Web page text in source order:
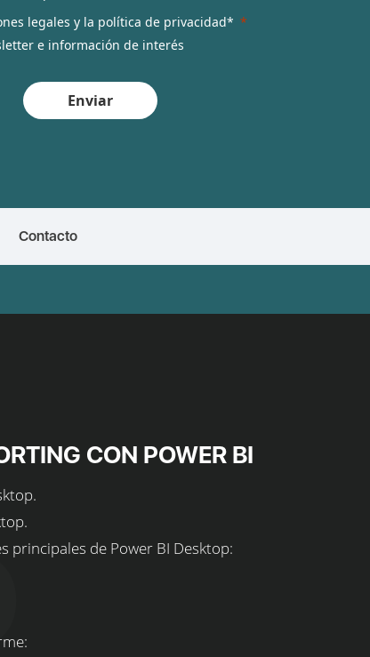
legales y la política de privacidad*
e información de interés
Enviar
Contacto
CON POWER BI
principales de Power BI Desktop: